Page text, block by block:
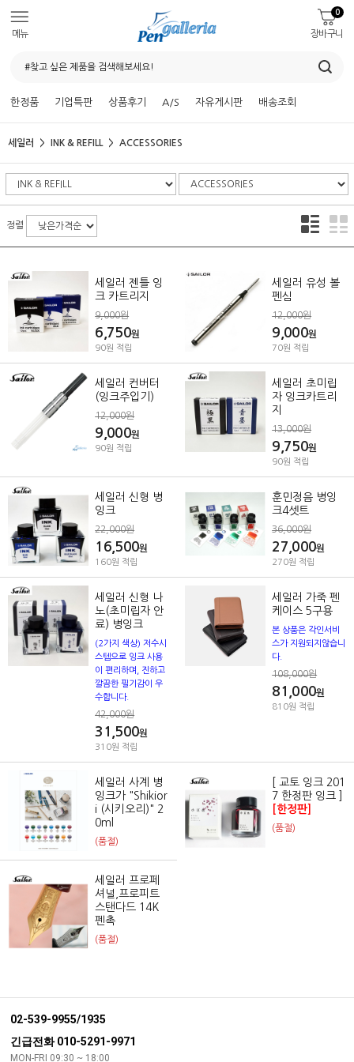
메뉴 장바구니
0
한정품 기업특판 상품후기 A/S 자유게시판 배송조회
세일러 INK & REFILL ACCESSORIES
정렬
세일러 젠틀 잉
크 카트리지
9,000원
6,750원
90원 적립
세일러 유성 볼
펜심
12,000원
9,000원
70원 적립
세일러 컨버터
(잉크주입기)
12,000원
9,000원
90원 적립
세일러 초미립
자 잉크카트리
지
13,000원
9,750원
90원 적립
세일러 신형 병
잉크
22,000원
16,500원
160원 적립
훈민정음 병잉
크4셋트
36,000원
27,000원
270원 적립
세일러 신형 나
노(초미립자 안
료) 병잉크
(2가지 색상) 저수시
스템으로 잉크 사용
이 편리하며, 진하고
깔끔한 필기감이 우
수합니다.
42,000원
31,500원
310원 적립
세일러 가죽 펜
케이스 5구용
본 상품은 각인서비
스가 지원되지않습니
다.
108,000원
81,000원
810원 적립
세일러 사계 병
잉크가 "Shikior
i (시키오리)" 2
0ml
(품절)
​[ 교토 잉크 201
7 한정판 잉크 ]
[한정판]
(품절)
세일러 프로페
셔널,프로피트
스탠다드 14K
펜촉
(품절)
02-539-9955/1935
긴급전화 010-5291-9971
MON-FRI 09:30 ~ 18:00